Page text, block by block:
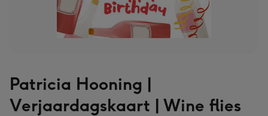
Patricia Hooning |
Verjaardagskaart | Wine flies